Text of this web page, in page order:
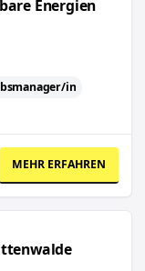
Energien
in
MEHR ERFAHREN